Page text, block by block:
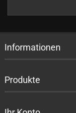
EIN.
Informationen
Produkte